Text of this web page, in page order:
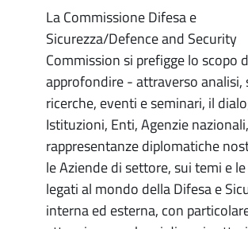
La Commissione Difesa e
Sicurezza/Defence and Security
Commission si prefigge lo scopo
approfondire - attraverso analisi,
ricerche, eventi e seminari, il
Istituzioni, Enti, Agenzie nazionali,
rappresentanze diplomatiche
le Aziende di settore, sui temi e
legati al mondo della Difesa e
interna ed esterna, con